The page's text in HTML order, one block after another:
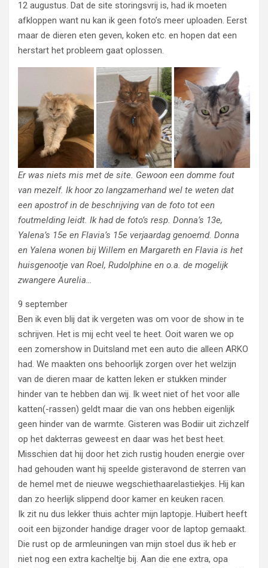
12 augustus. Dat de site storingsvrij is, had ik moeten
afkloppen want nu kan ik geen foto’s meer uploaden. Eerst
maar de dieren eten geven, koken etc. en hopen dat een
herstart het probleem gaat oplossen.
Er was niets mis met de site. Gewoon een domme fout
van mezelf. Ik hoor zo langzamerhand wel te weten dat
een apostrof in de beschrijving van de foto tot een
foutmelding leidt. Ik had de foto’s resp. Donna’s 13e,
Yalena’s 15e en Flavia’s 15e verjaardag genoemd. Donna
en Yalena wonen bij Willem en Margareth en Flavia is het
huisgenootje van Roel, Rudolphine en o.a. de mogelijk
zwangere Aurelia…
9 september
Ben ik even blij dat ik vergeten was om voor de show in te
schrijven. Het is mij echt veel te heet. Ooit waren we op
een zomershow in Duitsland met een auto die alleen ARKO
had. We maakten ons behoorlijk zorgen over het welzijn
van de dieren maar de katten leken er stukken minder
hinder van te hebben dan wij. Ik weet niet of het voor alle
katten(-rassen) geldt maar die van ons hebben eigenlijk
geen hinder van de warmte. Gisteren was Bodiir uit zichzelf
op het dakterras geweest en daar was het best heet.
Misschien dat hij door het zich rustig houden energie over
had gehouden want hij speelde gisteravond de sterren van
de hemel met de nieuwe wegschiethaarelastiekjes. Hij kan
dan zo heerlijk slippend door kamer en keuken racen.
Ik zit nu dus lekker thuis achter mijn laptopje. Huibert heeft
ooit een bijzonder handige drager voor de laptop gemaakt.
Die rust op de armleuningen van mijn stoel dus ik heb er
niet nog een extra kacheltje bij. Aan die ene extra, opa